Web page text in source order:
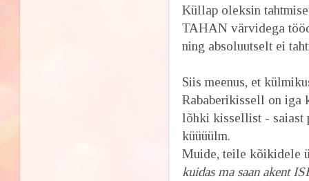
Küllap oleksin
TAHAN värvidega
ning absoluutselt ei
Siis meenus, et
Rababerikissell on iga
lõhki kissellist - saiast
küüüülm.
Muide, teile kõikidele
kuidas ma saan akent